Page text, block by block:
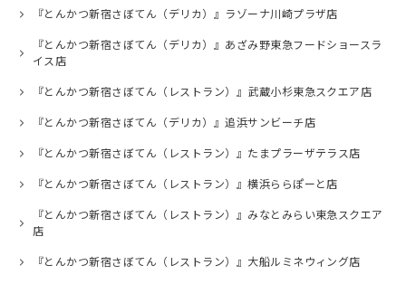
『とんかつ新宿さぼてん（デリカ）』ラゾーナ川崎プラザ店
『とんかつ新宿さぼてん（デリカ）』あざみ野東急フードショースラ
イス店
『とんかつ新宿さぼてん（レストラン）』武蔵小杉東急スクエア店
『とんかつ新宿さぼてん（デリカ）』追浜サンビーチ店
『とんかつ新宿さぼてん（レストラン）』たまプラーザテラス店
『とんかつ新宿さぼてん（レストラン）』横浜ららぽーと店
『とんかつ新宿さぼてん（レストラン）』みなとみらい東急スクエア
店
『とんかつ新宿さぼてん（レストラン）』大船ルミネウィング店